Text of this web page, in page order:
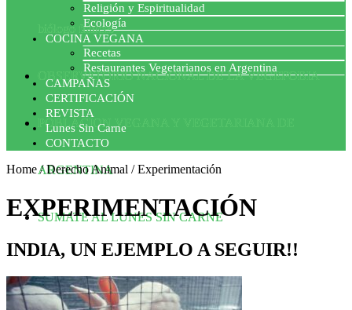
biólogo francés
OBSERVATORIO NACIONAL DE LA VEGEFOBIA
POBLACION VEGANA Y VEGETARIANA DE
ARGENTINA
SUMATE AL LUNES SIN CARNE
Religión y Espiritualidad
Ecología
COCINA VEGANA
Recetas
Restaurantes Vegetarianos en Argentina
CAMPAÑAS
CERTIFICACIÓN
REVISTA
Lunes Sin Carne
CONTACTO
Home/Derecho Animal /Experimentación
EXPERIMENTACIÓN
INDIA, UN EJEMPLO A SEGUIR!!